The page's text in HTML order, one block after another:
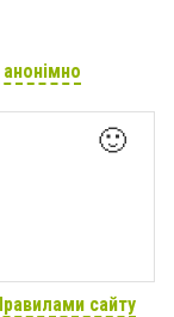
🙂
сайту